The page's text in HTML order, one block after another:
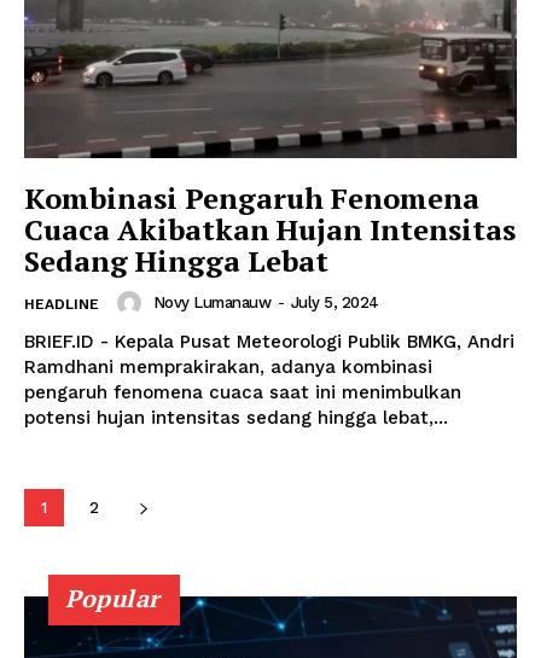
Kombinasi Pengaruh Fenomena
Cuaca Akibatkan Hujan Intensitas
Sedang Hingga Lebat
HEADLINE Novy Lumanauw - July 5, 2024
BRIEF.ID - Kepala Pusat Meteorologi Publik BMKG, Andri
Ramdhani memprakirakan, adanya kombinasi
pengaruh fenomena cuaca saat ini menimbulkan
potensi hujan intensitas sedang hingga lebat,...
1 2
Popular